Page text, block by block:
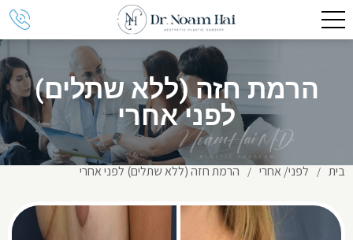
הרמת חזה (ללא שתלים)
לפני אחרי
בית / לפני/ אחרי / הרמת חזה (ללא שתלים) לפני אחרי